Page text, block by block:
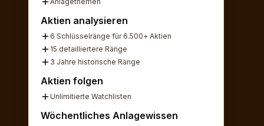
Aktien analysieren
6 Schlüsselränge für 6.500+ Aktien
15 detailliertere Ränge
3 Jahre historische Ränge
Aktien folgen
Unlimitierte Watchlisten
Wöchentliches Anlagewissen